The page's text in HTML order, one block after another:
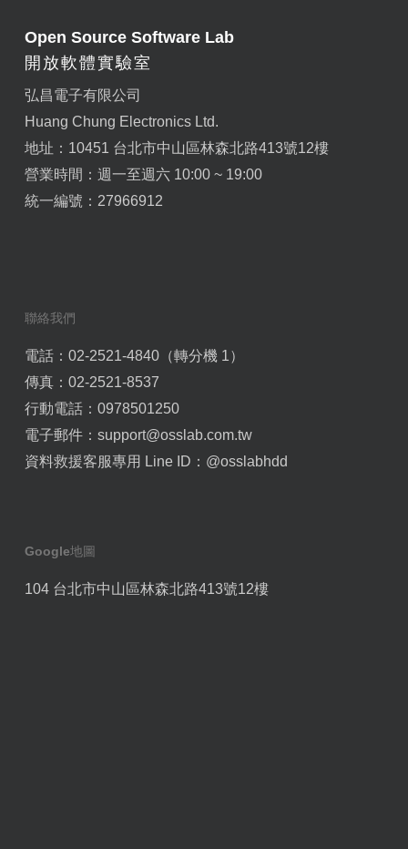
Open Source Software Lab
開放軟體實驗室
弘昌電子有限公司
Huang Chung Electronics Ltd.
地址：10451 台北市中山區林森北路413號12樓
營業時間：週一至週六 10:00 ~ 19:00
統一編號：27966912
聯絡我們
電話：02-2521-4840（轉分機 1）
傳真：02-2521-8537
行動電話：0978501250
電子郵件： support@osslab.com.tw
資料救援客服專用 Line ID： @osslabhdd
Google地圖
104 台北市中山區林森北路413號12樓